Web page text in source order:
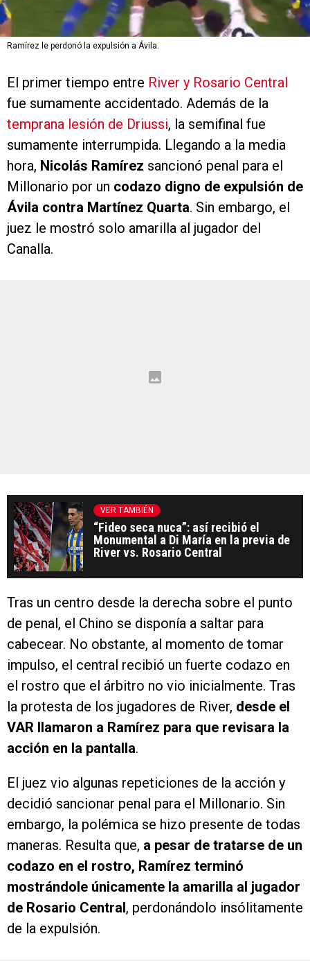
Ramírez le perdonó la expulsión a Ávila.
El primer tiempo entre River y Rosario Central
fue sumamente accidentado. Además de la
temprana lesión de Driussi, la semifinal fue
sumamente interrumpida. Llegando a la media
hora, Nicolás Ramírez sancionó penal para el
Millonario por un codazo digno de expulsión de
Ávila contra Martínez Quarta. Sin embargo, el
juez le mostró solo amarilla al jugador del
Canalla.
VER TAMBIÉN
“Fideo seca nuca”: así recibió el
Monumental a Di María en la previa de
River vs. Rosario Central
Tras un centro desde la derecha sobre el punto
de penal, el Chino se disponía a saltar para
cabecear. No obstante, al momento de tomar
impulso, el central recibió un fuerte codazo en
el rostro que el árbitro no vio inicialmente. Tras
la protesta de los jugadores de River, desde el
VAR llamaron a Ramírez para que revisara la
acción en la pantalla.
El juez vio algunas repeticiones de la acción y
decidió sancionar penal para el Millonario. Sin
embargo, la polémica se hizo presente de todas
maneras. Resulta que, a pesar de tratarse de un
codazo en el rostro, Ramírez terminó
mostrándole únicamente la amarilla al jugador
de Rosario Central , perdonándolo insólitamente
de la expulsión.